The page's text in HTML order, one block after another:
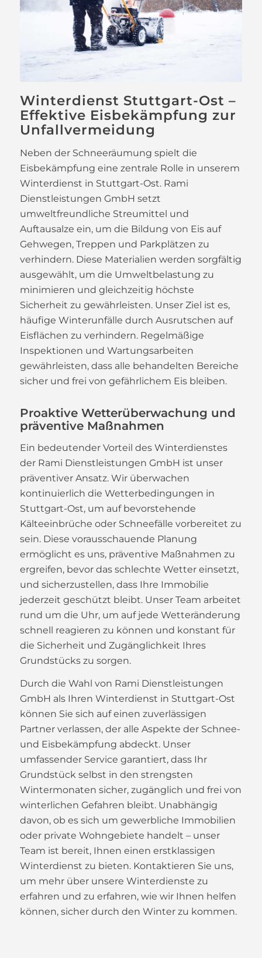
Winterdienst Stuttgart-Ost –
Effektive Eisbekämpfung zur
Unfallvermeidung
Neben der Schneeräumung spielt die
Eisbekämpfung eine zentrale Rolle in unserem
Winterdienst in Stuttgart-Ost. Rami
Dienstleistungen GmbH setzt
umweltfreundliche Streumittel und
Auftausalze ein, um die Bildung von Eis auf
Gehwegen, Treppen und Parkplätzen zu
verhindern. Diese Materialien werden sorgfältig
ausgewählt, um die Umweltbelastung zu
minimieren und gleichzeitig höchste
Sicherheit zu gewährleisten. Unser Ziel ist es,
häufige Winterunfälle durch Ausrutschen auf
Eisflächen zu verhindern. Regelmäßige
Inspektionen und Wartungsarbeiten
gewährleisten, dass alle behandelten Bereiche
sicher und frei von gefährlichem Eis bleiben.
Proaktive Wetterüberwachung und
präventive Maßnahmen
Ein bedeutender Vorteil des Winterdienstes
der Rami Dienstleistungen GmbH ist unser
präventiver Ansatz. Wir überwachen
kontinuierlich die Wetterbedingungen in
Stuttgart-Ost, um auf bevorstehende
Kälteeinbrüche oder Schneefälle vorbereitet zu
sein. Diese vorausschauende Planung
ermöglicht es uns, präventive Maßnahmen zu
ergreifen, bevor das schlechte Wetter einsetzt,
und sicherzustellen, dass Ihre Immobilie
jederzeit geschützt bleibt. Unser Team arbeitet
rund um die Uhr, um auf jede Wetteränderung
schnell reagieren zu können und konstant für
die Sicherheit und Zugänglichkeit Ihres
Grundstücks zu sorgen.
Durch die Wahl von Rami Dienstleistungen
GmbH als Ihren Winterdienst in Stuttgart-Ost
können Sie sich auf einen zuverlässigen
Partner verlassen, der alle Aspekte der Schnee-
und Eisbekämpfung abdeckt. Unser
umfassender Service garantiert, dass Ihr
Grundstück selbst in den strengsten
Wintermonaten sicher, zugänglich und frei von
winterlichen Gefahren bleibt. Unabhängig
davon, ob es sich um gewerbliche Immobilien
oder private Wohngebiete handelt – unser
Team ist bereit, Ihnen einen erstklassigen
Winterdienst zu bieten. Kontaktieren Sie uns,
um mehr über unsere Winterdienste zu
erfahren und zu erfahren, wie wir Ihnen helfen
können, sicher durch den Winter zu kommen.